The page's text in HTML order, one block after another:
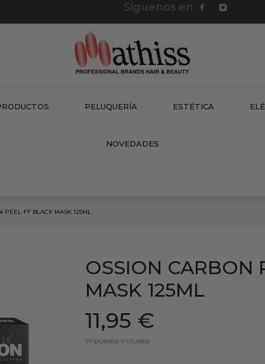
Síguenos en
PELUQUERÍA ESTÉTICA
NOVEDADES
PEEL-FF BLACK MASK 125ML
OSSION CARBON
MASK 125ML
11,95 €
Impuestos incluidos